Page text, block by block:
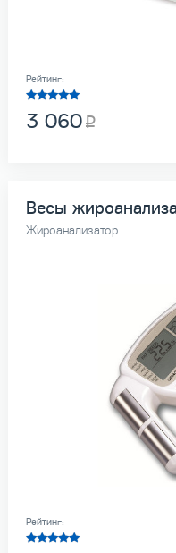
Рейтинг:
3 060
Весы
Жироанализатор
Рейтинг: